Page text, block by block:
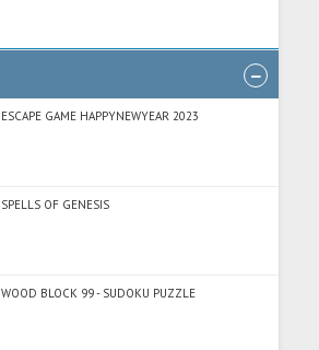
ESCAPE GAME HAPPYNEWYEAR 2023
SPELLS OF GENESIS
WOOD BLOCK 99 - SUDOKU PUZZLE